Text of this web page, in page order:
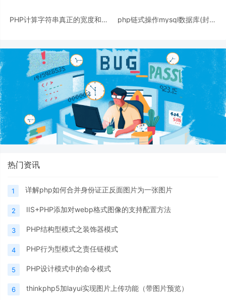
PHP计算字符串真正的宽度和高
php链式操作mysql数据库(封装
热门资讯
1 详解php如何合并身份证正反面图片为一张图片
2 IIS+PHP添加对webp格式图像的支持配置方法
3 PHP结构型模式之装饰器模式
4 PHP行为型模式之责任链模式
5 PHP设计模式中的命令模式
6 thinkphp5加layui实现图片上传功能（带图片预览）